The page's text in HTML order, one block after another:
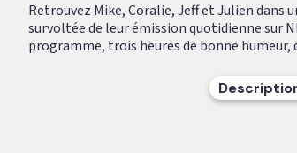
Retrouvez Mike, Coralie, Jeff et Julien dans
survoltée de leur émission quotidienne sur
programme, trois heures de bonne humeur,